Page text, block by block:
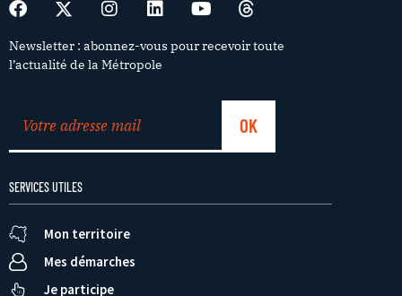
Newsletter : abonnez-vous pour recevoir toute
l’actualité de la Métropole
SERVICES UTILES
Mon territoire
Mes démarches
Je participe